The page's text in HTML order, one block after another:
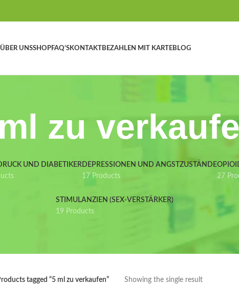
ÜBER UNSSHOPFAQ’SKONTAKTBEZAHLEN MIT KARTEBLOG
zu
UND DIABETIKERDEPRESSIONEN UND ANGSTZUSTÄNDE
17 Products
27
STIMULANZIEN (SEX-VERSTÄRKER)
19 Products
tagged “5 ml zu verkaufen” Showing the single result